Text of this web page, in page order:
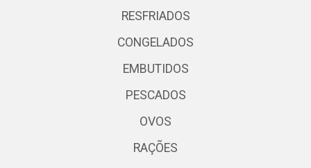
RESFRIADOS
CONGELADOS
EMBUTIDOS
PESCADOS
OVOS
RAÇÕES